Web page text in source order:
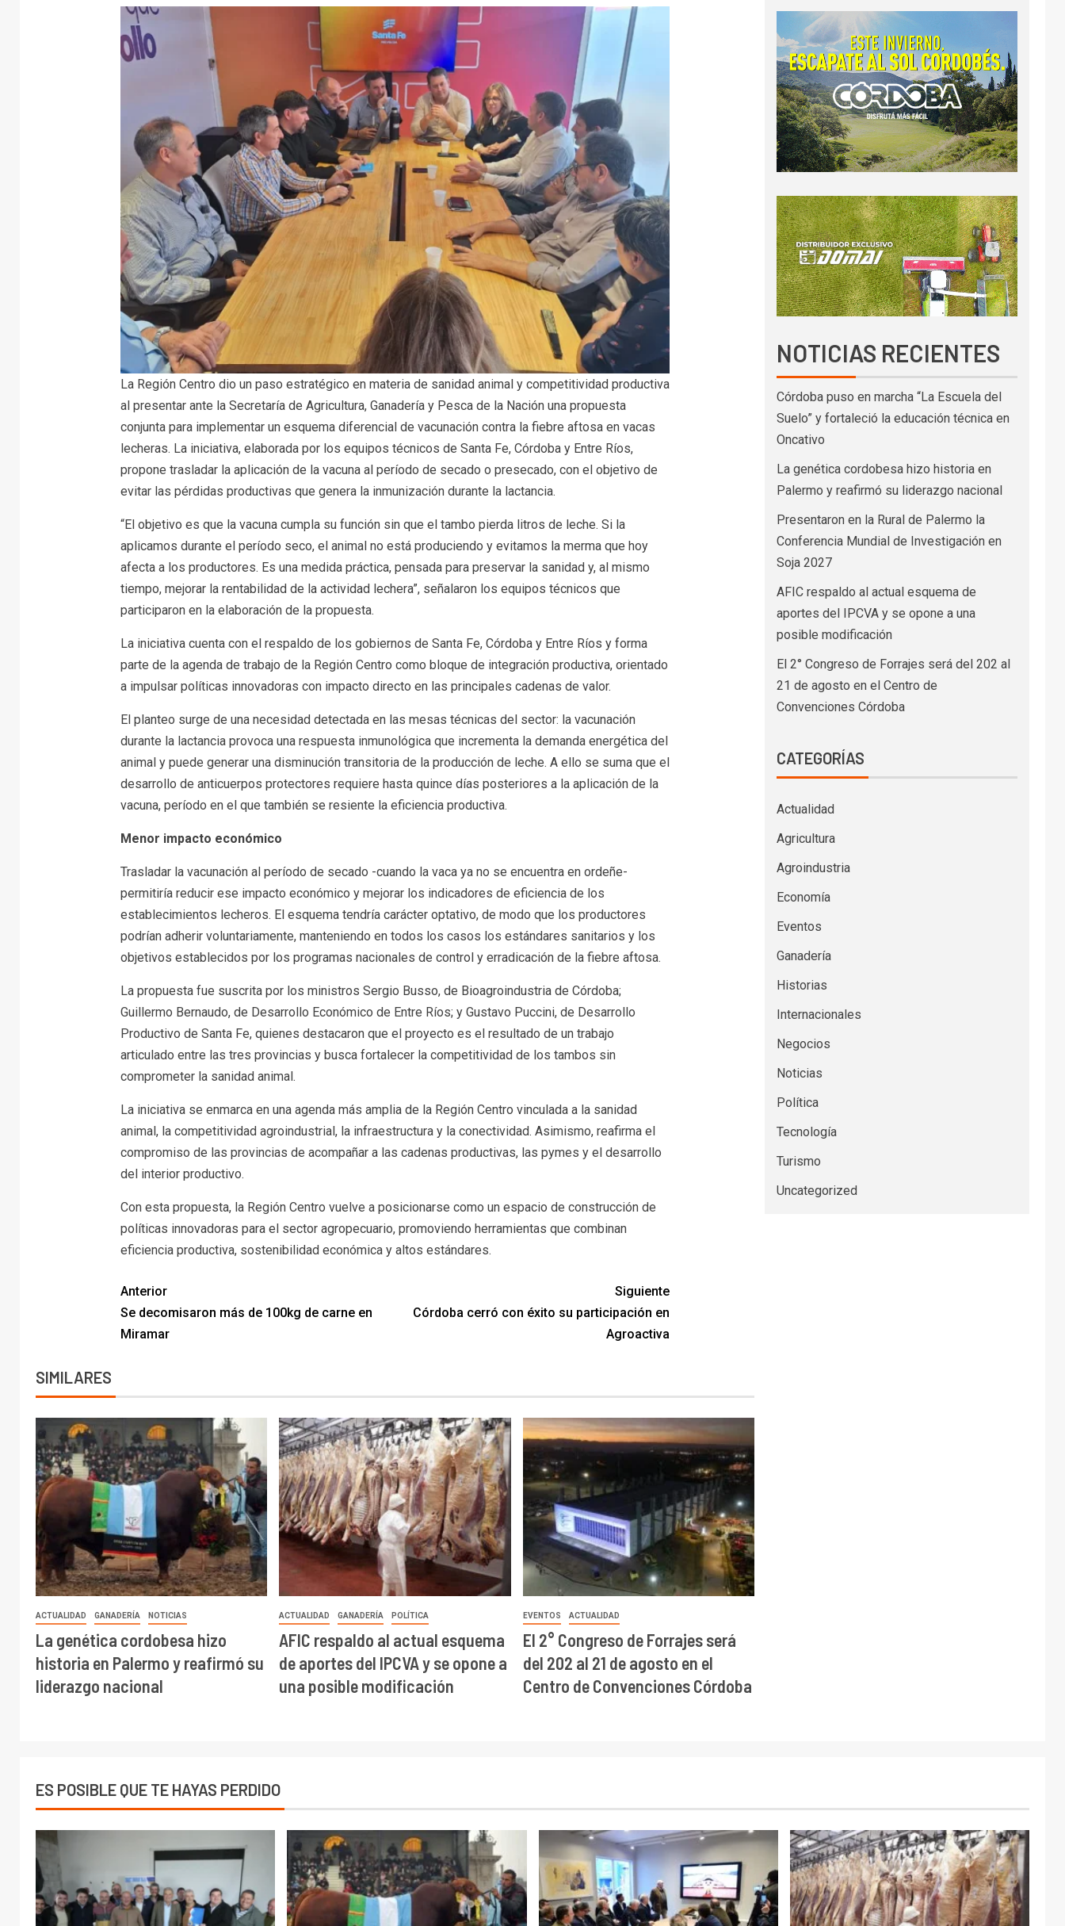
La Región Centro dio un paso estratégico en materia de sanidad animal y competitividad productiva
al presentar ante la Secretaría de Agricultura, Ganadería y Pesca de la Nación una propuesta
conjunta para implementar un esquema diferencial de vacunación contra la fiebre aftosa en vacas
lecheras. La iniciativa, elaborada por los equipos técnicos de Santa Fe, Córdoba y Entre Ríos,
propone trasladar la aplicación de la vacuna al período de secado o presecado, con el objetivo de
evitar las pérdidas productivas que genera la inmunización durante la lactancia.
“El objetivo es que la vacuna cumpla su función sin que el tambo pierda litros de leche. Si la
aplicamos durante el período seco, el animal no está produciendo y evitamos la merma que hoy
afecta a los productores. Es una medida práctica, pensada para preservar la sanidad y, al mismo
tiempo, mejorar la rentabilidad de la actividad lechera”, señalaron los equipos técnicos que
participaron en la elaboración de la propuesta.
La iniciativa cuenta con el respaldo de los gobiernos de Santa Fe, Córdoba y Entre Ríos y forma
parte de la agenda de trabajo de la Región Centro como bloque de integración productiva, orientado
a impulsar políticas innovadoras con impacto directo en las principales cadenas de valor.
El planteo surge de una necesidad detectada en las mesas técnicas del sector: la vacunación
durante la lactancia provoca una respuesta inmunológica que incrementa la demanda energética del
animal y puede generar una disminución transitoria de la producción de leche. A ello se suma que el
desarrollo de anticuerpos protectores requiere hasta quince días posteriores a la aplicación de la
vacuna, período en el que también se resiente la eficiencia productiva.
Menor impacto económico
Trasladar la vacunación al período de secado -cuando la vaca ya no se encuentra en ordeñe-
permitiría reducir ese impacto económico y mejorar los indicadores de eficiencia de los
establecimientos lecheros. El esquema tendría carácter optativo, de modo que los productores
podrían adherir voluntariamente, manteniendo en todos los casos los estándares sanitarios y los
objetivos establecidos por los programas nacionales de control y erradicación de la fiebre aftosa.
La propuesta fue suscrita por los ministros Sergio Busso, de Bioagroindustria de Córdoba;
Guillermo Bernaudo, de Desarrollo Económico de Entre Ríos; y Gustavo Puccini, de Desarrollo
Productivo de Santa Fe, quienes destacaron que el proyecto es el resultado de un trabajo
articulado entre las tres provincias y busca fortalecer la competitividad de los tambos sin
comprometer la sanidad animal.
La iniciativa se enmarca en una agenda más amplia de la Región Centro vinculada a la sanidad
animal, la competitividad agroindustrial, la infraestructura y la conectividad. Asimismo, reafirma el
compromiso de las provincias de acompañar a las cadenas productivas, las pymes y el desarrollo
del interior productivo.
Con esta propuesta, la Región Centro vuelve a posicionarse como un espacio de construcción de
políticas innovadoras para el sector agropecuario, promoviendo herramientas que combinan
eficiencia productiva, sostenibilidad económica y altos estándares.
Anterior
Se decomisaron más de 100kg de carne en
Miramar
Siguiente
Córdoba cerró con éxito su participación en
Agroactiva
SIMILARES
ACTUALIDAD GANADERÍA NOTICIAS
La genética cordobesa hizo
historia en Palermo y reafirmó su
liderazgo nacional
ACTUALIDAD GANADERÍA POLÍTICA
AFIC respaldo al actual esquema
de aportes del IPCVA y se opone a
una posible modificación
EVENTOS ACTUALIDAD
El 2° Congreso de Forrajes será
del 202 al 21 de agosto en el
Centro de Convenciones Córdoba
NOTICIAS RECIENTES
Córdoba puso en marcha “La Escuela del
Suelo” y fortaleció la educación técnica en
Oncativo
La genética cordobesa hizo historia en
Palermo y reafirmó su liderazgo nacional
Presentaron en la Rural de Palermo la
Conferencia Mundial de Investigación en
Soja 2027
AFIC respaldo al actual esquema de
aportes del IPCVA y se opone a una
posible modificación
El 2° Congreso de Forrajes será del 202 al
21 de agosto en el Centro de
Convenciones Córdoba
CATEGORÍAS
Actualidad
Agricultura
Agroindustria
Economía
Eventos
Ganadería
Historias
Internacionales
Negocios
Noticias
Política
Tecnología
Turismo
Uncategorized
ES POSIBLE QUE TE HAYAS PERDIDO